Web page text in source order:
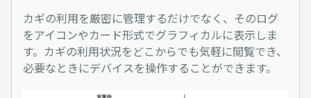
カギの利用を厳密に管理するだけでなく、そのログ
をアイコンやカード形式でグラフィカルに表示しま
す。カギの利用状況をどこからでも気軽に閲覧でき、
必要なときにデバイスを操作することができます。